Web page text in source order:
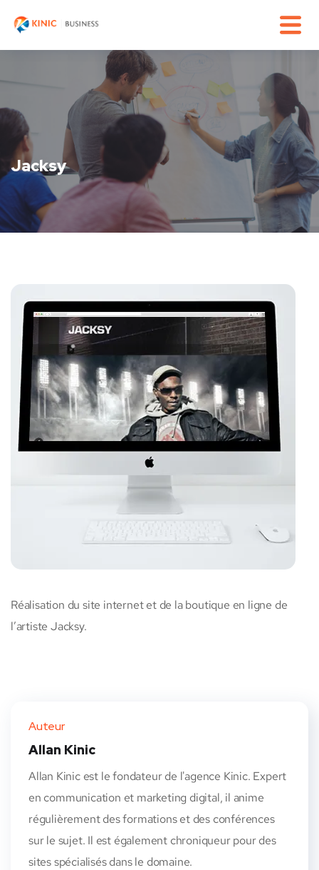
Jacksy
Réalisation du site internet et de la boutique en ligne de
l’artiste Jacksy.
Auteur
Allan Kinic
Allan Kinic est le fondateur de l'agence Kinic. Expert
en communication et marketing digital, il anime
régulièrement des formations et des conférences
sur le sujet. Il est également chroniqueur pour des
sites spécialisés dans le domaine.